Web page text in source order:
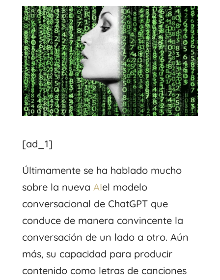
[ad_1]
Últimamente se ha hablado mucho
sobre la nueva AIel modelo
conversacional de ChatGPT que
conduce de manera convincente la
conversación de un lado a otro. Aún
más, su capacidad para producir
contenido como letras de canciones